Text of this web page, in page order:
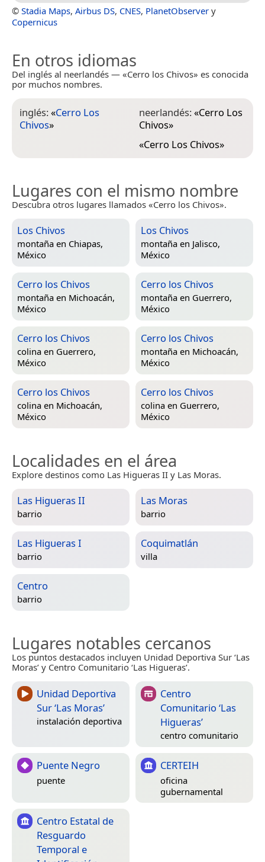
© Stadia Maps, Airbus DS, CNES, PlanetObserver y
Copernicus
En otros idiomas
Del inglés al neerlandés — «Cerro los Chivos» es conocida
por muchos nombres.
inglés:«Cerro Los
Chivos»
neerlandés:«Cerro Los
Chivos»
«Cerro Los Chivos»
Lugares con el mismo nombre
Descubra otros lugares llamados «Cerro los Chivos».
Los Chivos
montaña en Chiapas,
México
Los Chivos
montaña en Jalisco,
México
Cerro los Chivos
montaña en Michoacán,
México
Cerro los Chivos
montaña en Guerrero,
México
Cerro los Chivos
colina en Guerrero,
México
Cerro los Chivos
montaña en Michoacán,
México
Cerro los Chivos
colina en Michoacán,
México
Cerro los Chivos
colina en Guerrero,
México
Localidades en el área
Explore destinos como Las Higueras II y Las Moras.
Las Higueras II
barrio
Las Moras
barrio
Las Higueras I
barrio
Coquimatlán
villa
Centro
barrio
Lugares notables cercanos
Los puntos destacados incluyen Unidad Deportiva Sur ‘Las
Moras’ y Centro Comunitario ‘Las Higueras’.
Unidad Deportiva
Sur ‘Las Moras’
instalación deportiva
Centro
Comunitario ‘Las
Higueras’
centro comunitario
Puente Negro
puente
CERTEIH
oficina
gubernamental
Centro Estatal de
Resguardo
Temporal e